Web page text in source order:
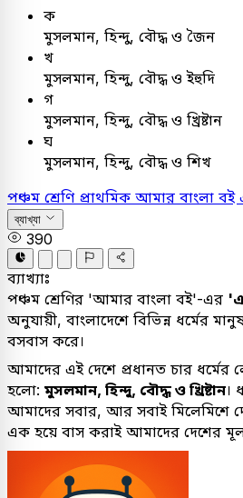
ক
মুসলমান, হিন্দু, বৌদ্ধ ও জৈন
খ
মুসলমান, হিন্দু, বৌদ্ধ ও ইহুদি
গ
মুসলমান, হিন্দু, বৌদ্ধ ও খ্রিষ্টান
ঘ
মুসলমান, হিন্দু, বৌদ্ধ ও শিখ
পঞ্চম শ্রেণি প্রাথমিক আমার বাংলা বই
ব্যাখ্যা
390
ব্যাখ্যাঃ
পঞ্চম শ্রেণির 'আমার বাংলা বই'-এর
অনুযায়ী, বাংলাদেশে বিভিন্ন ধর্মের
বসবাস করে।
আমাদের এই দেশে প্রধানত চার ধর্মের
হলো: মুসলমান, হিন্দু, বৌদ্ধ ও খ্রিষ্টান।
আমাদের সবার, আর সবাই মিলেমিশে
এক হয়ে বাস করাই আমাদের দেশের মূল